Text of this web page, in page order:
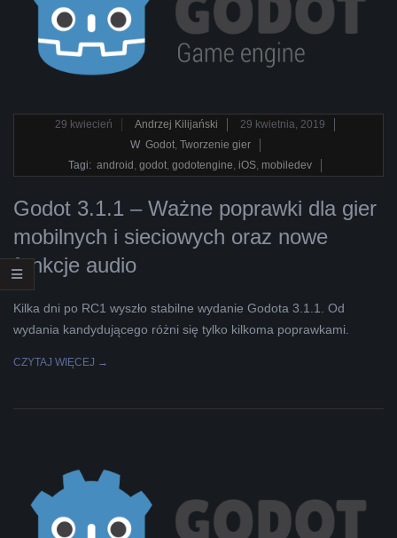
A
R
A
B
E
L
29 kwiecień Andrzej Kilijański
29 kwietnia, 2019
W Godot, Tworzenie gier
Tagi: android , godot, godotengine, iOS, mobiledev
Godot 3.1.1 – Ważne poprawki dla gier
mobilnych i sieciowych oraz nowe
funkcje audio
Kilka dni po RC1 wyszło stabilne wydanie Godota 3.1.1. Od
wydania kandydującego różni się tylko kilkoma poprawkami.
CZYTAJ WIĘCEJ →